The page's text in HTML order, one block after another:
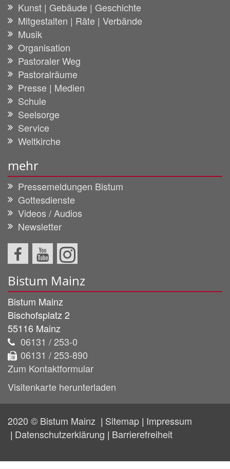
Kunst | Gebäude | Geschichte
Mitgestalten | Räte | Verbände
Musik
Organisation
Pastoraler Weg
Pastoralräume
Presse | Medien
Schule
Seelsorge
Service
Weltkirche
mehr
Pressemeldungen Bistum
Gottesdienste
Videos / Audios
Newsletter
Bistum Mainz
Bistum Mainz
Bischofsplatz 2
55116 Mainz
06131 / 253-0
06131 / 253-890
Zum Kontaktformular
Visitenkarte herunterladen
2020 © Bistum Mainz Sitemap Impressum
Datenschutzerklärung
Barrierefreiheit